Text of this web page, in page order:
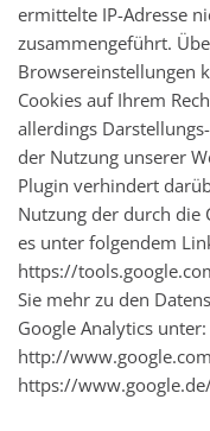
ermittelte IP-Adresse
zusammengeführt.
Browsereinstellungen
Cookies auf Ihrem
allerdings
der Nutzung unserer
Plugin verhindert
Nutzung der durch die
es unter folgendem
https://
Sie mehr zu den
Google Analytics unter:
http://
https://